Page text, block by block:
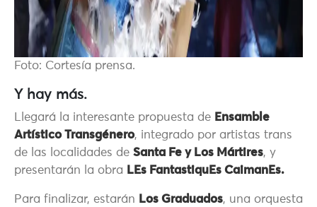
Foto: Cortesía prensa.
Y hay más.
Llegará la interesante propuesta de Ensamble
Artístico Transgénero, integrado por artistas trans
de las localidades de Santa Fe y Los Mártires, y
presentarán la obra LEs FantastiquEs CaimanEs.
Para finalizar, estarán Los Graduados, una orquesta